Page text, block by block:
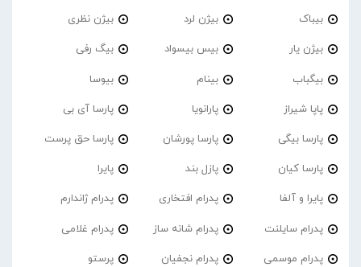
بیباک بیژن لرد بیژن نظری
بیژن یار بیس بیسواد بیگ رفی
بیگباب بینام بیوسا
پاپا شیراز پارانویا پارسا آی بی
پارسا بیگی پارسا پورشان پارسا حق پرست
پارسا کیان پازل بند پایرا
پایرا و آلفا پدرام افتخاری پدرام ژاندارم
پدرام‌ سایلنت پدرام شانه ساز پدرام غلامی
پدرام موسمی پدرام نجفیان پرستو